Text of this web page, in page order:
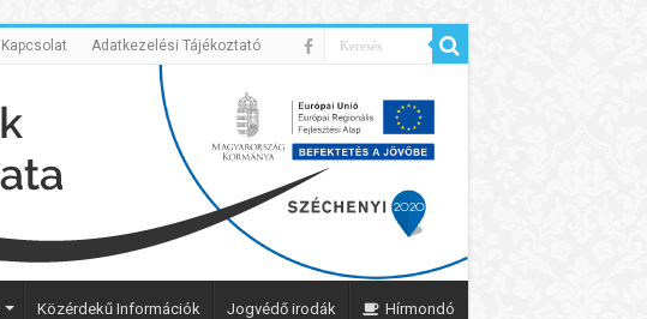
Kapcsolat Adatkezelési Tájékoztató
Közérdekű Információk Jogvédő irodák Hírmondó